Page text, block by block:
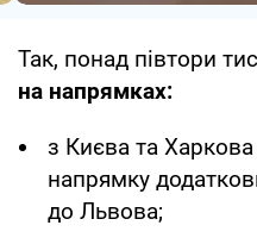
Так, понад півтори
на напрямках:
з Києва та
напрямку
до Львова;